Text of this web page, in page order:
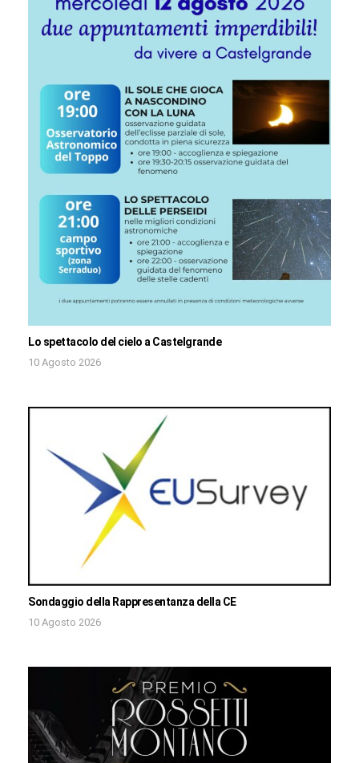
Lo spettacolo del cielo a Castelgrande
10 Agosto 2026
Sondaggio della Rappresentanza della CE
10 Agosto 2026